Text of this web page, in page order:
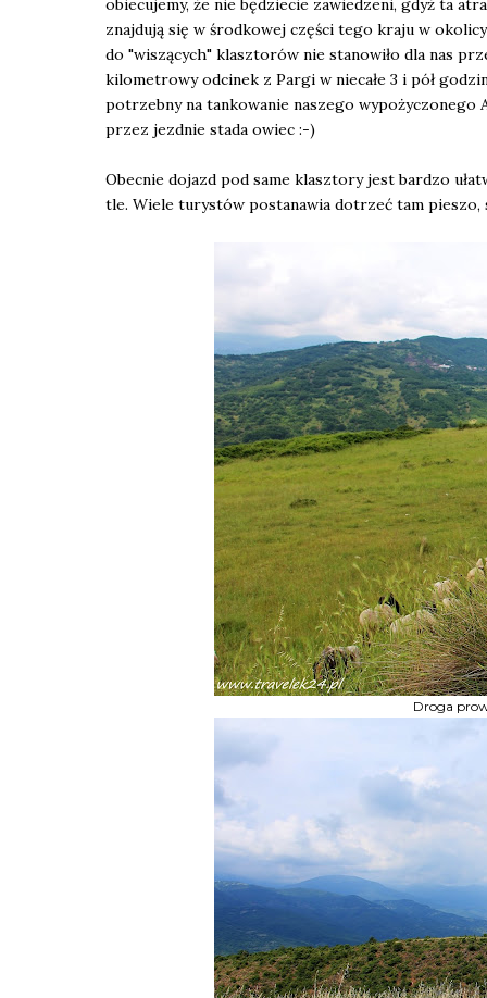
obiecujemy, że nie będziecie zawiedzeni, gdyż ta
znajdują się w środkowej części tego kraju w
do "wiszących" klasztorów nie stanowiło dla nas
kilometrowy odcinek z Pargi w niecałe 3 i pół
potrzebny na tankowanie naszego
przez jezdnie stada owiec :-)
Obecnie dojazd pod same klasztory jest bardzo
tle. Wiele turystów postanawia dotrzeć tam
Droga